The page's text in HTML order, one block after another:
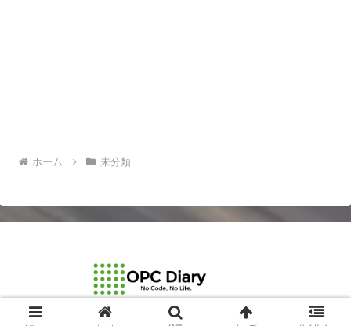
ホーム 未分類
© 2003-2026 OPCDiary.